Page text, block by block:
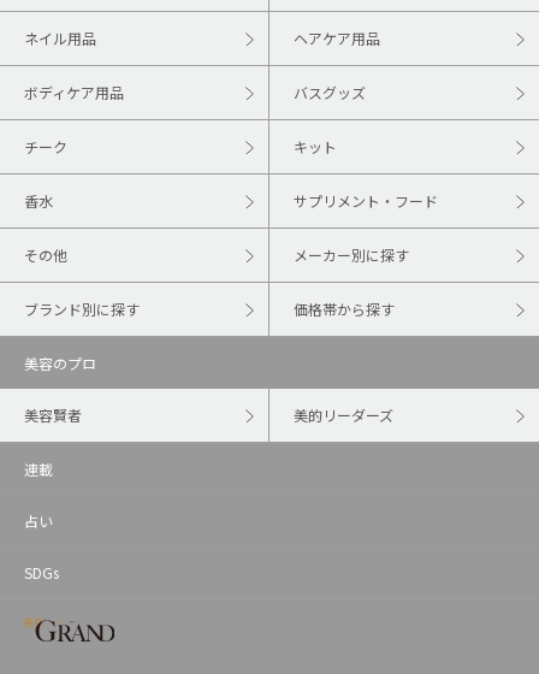
ネイル用品 ヘアケア用品
ボディケア用品 バスグッズ
チーク キット
香水 サプリメント・フード
その他 メーカー別に探す
ブランド別に探す 価格帯から探す
美容のプロ
美容賢者 美的リーダーズ
連載
占い
SDGs